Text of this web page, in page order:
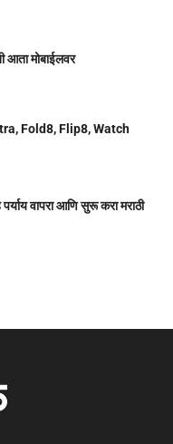
आता मोबाईलवर
Fold8, Flip8, Watch
वापरा आणि सुरू करा मराठी